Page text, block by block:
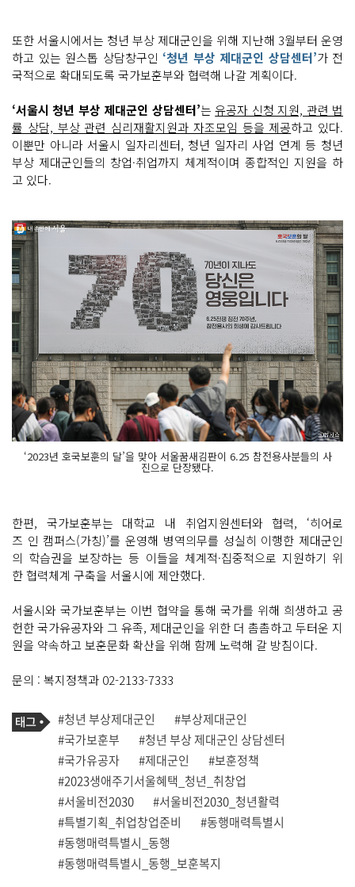
또한 서울시에서는 청년 부상 제대군인을 위해 지난해 3월부터 운영
하고 있는 원스톱 상담창구인 ‘청년 부상 제대군인 상담센터’가 전
국적으로 확대되도록 국가보훈부와 협력해 나갈 계획이다.
‘서울시 청년 부상 제대군인 상담센터’는유공자 신청 지원, 관련 법
률 상담, 부상 관련 심리재활지원과 자조모임 등을 제공하고 있다.
이뿐만 아니라 서울시 일자리센터, 청년 일자리 사업 연계 등 청년
부상 제대군인들의 창업·취업까지 체계적이며 종합적인 지원을 하
고 있다.
‘2023년 호국보훈의 달’을 맞아 서울꿈새김판이 6.25 참전용사분들의 사
진으로 단장됐다.
한편, 국가보훈부는 대학교 내 취업지원센터와 협력, ‘히어로
즈 인 캠퍼스(가칭)’를 운영해 병역의무를 성실히 이행한 제대군인
의 학습권을 보장하는 등 이들을 체계적·집중적으로 지원하기 위
한 협력체계 구축을 서울시에 제안했다.
서울시와 국가보훈부는 이번 협약을 통해 국가를 위해 희생하고 공
헌한 국가유공자와 그 유족, 제대군인을 위한 더 촘촘하고 두터운 지
원을 약속하고 보훈문화 확산을 위해 함께 노력해 갈 방침이다.
문의 : 복지정책과 02-2133-7333
기
사
관
련
태
그
태
그
#청년 부상제대군인
#부상제대군인
#국가보훈부
#청년 부상 제대군인 상담센터
#국가유공자
#제대군인
#보훈정책
#2023생애주기서울혜택_청년_취창업
#서울비전2030
#서울비전2030_청년활력
#특별기획_취업창업준비
#동행매력특별시
#동행매력특별시_동행
#동행매력특별시_동행_보훈복지